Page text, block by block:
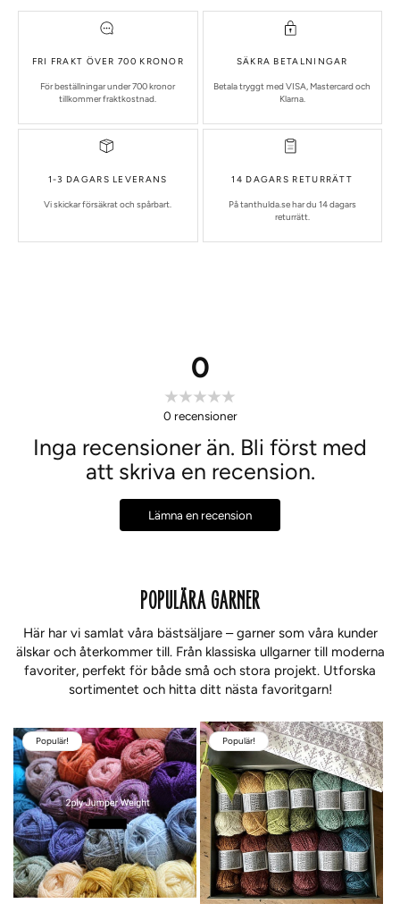
FRI FRAKT ÖVER 700 KRONOR
För beställningar under 700 kronor
tillkommer fraktkostnad.
SÄKRA BETALNINGAR
Betala tryggt med VISA, Mastercard och
Klarna.
1-3 DAGARS LEVERANS
Vi skickar försäkrat och spårbart.
14 DAGARS RETURRÄTT
På tanthulda.se har du 14 dagars
returrätt.
0
0 recensioner
Inga recensioner än. Bli först med
att skriva en recension.
Lämna en recension
POPULÄRA GARNER
Här har vi samlat våra bästsäljare – garner som våra kunder
älskar och återkommer till. Från klassiska ullgarner till moderna
favoriter, perfekt för både små och stora projekt. Utforska
sortimentet och hitta ditt nästa favoritgarn!
Populär! Populär!